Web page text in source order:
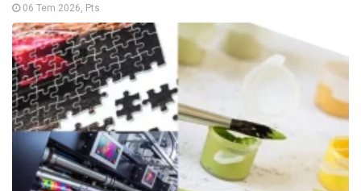
06 Tem 2026, Pts